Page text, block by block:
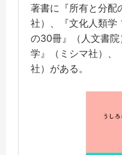
著書に『所有と分配
社）、『文化人類学
の30冊』（人文書
学』（ミシマ社）、
社）がある。